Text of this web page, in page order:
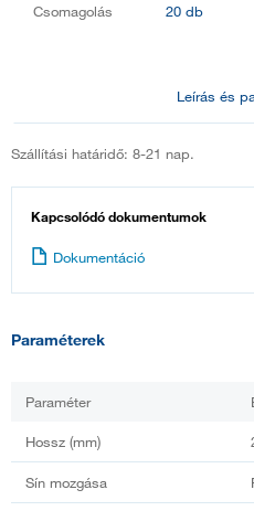
Csomagolás
20 db
Leírás és
Szállítási határidő: 8-21 nap.
Kapcsolódó dokumentumok
Dokumentáció
Paraméterek
Paraméter
Hossz (mm)
Sín mozgása